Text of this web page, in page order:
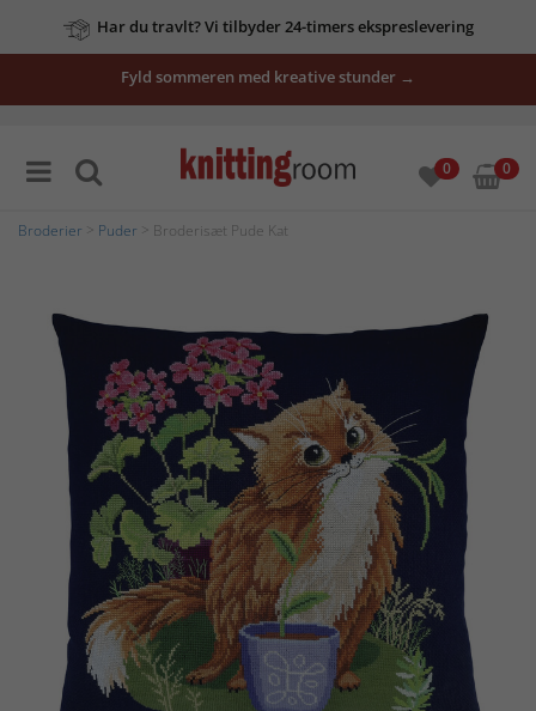
Har du travlt? Vi tilbyder 24-timers ekspreslevering
Fyld sommeren med kreative stunder →
0 0
Broderier Puder > Broderisæt Pude Kat